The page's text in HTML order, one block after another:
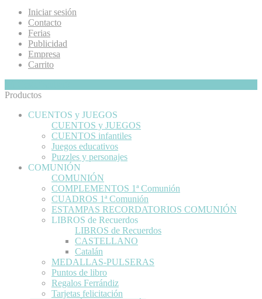
Iniciar sesión
Contacto
Ferias
Publicidad
Empresa
Carrito
Productos
CUENTOS y JUEGOS
CUENTOS y JUEGOS
CUENTOS infantiles
Juegos educativos
Puzzles y personajes
COMUNIÓN
COMUNIÓN
COMPLEMENTOS 1ª Comunión
CUADROS 1ª Comunión
ESTAMPAS RECORDATORIOS COMUNIÓN
LIBROS de Recuerdos
LIBROS de Recuerdos
CASTELLANO
Catalán
MEDALLAS-PULSERAS
Puntos de libro
Regalos Ferrándiz
Tarjetas felicitación